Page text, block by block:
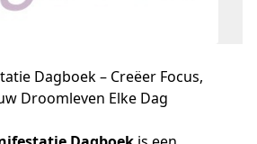
Dagboek – Creëer Focus,
Droomleven Elke Dag